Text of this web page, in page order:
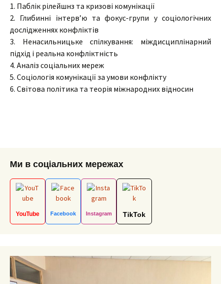
1. Паблік рілейшнз та кризові комунікації
2. Глибинні інтерв’ю та фокус-групи у соціологічних
дослідженнях конфліктів
3. Ненасильницьке спілкування: міждисциплінарний
підхід і реальна конфліктність
4. Аналіз соціальних мереж
5. Соціологія комунікації за умови конфлікту
6. Світова політика та теорія міжнародних відносин
Ми в соціальних мережах
YouTube Facebook Instagram TikTok